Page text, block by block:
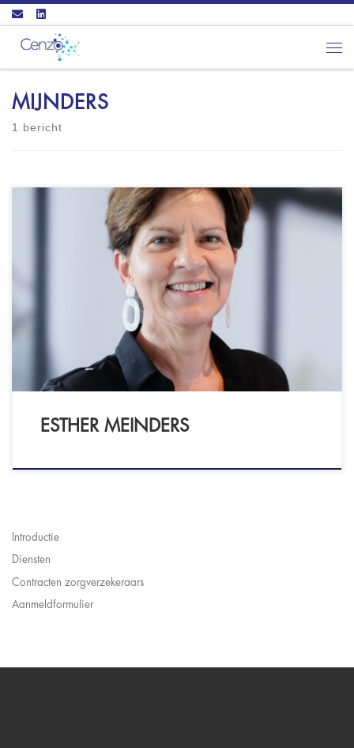
Ga naar inhoud
MIJNDERS
1 bericht
Empower coaching & therapy Coaching in regio
Overijssel Tevens incompany coaching of op
externe locaties Vestigingslocatie is Neede
NOBCO - EMCC EIA Practitioner CHAP
Happiness Institute - CHAP practitioner
Systemisch werken - Academie voor Systemisch
Werk Master Voice Dialogue Wie ik ben: Mijn
naam is Esther Meinders, ik ben mental coach
ESTHER MEINDERS
Introductie
Diensten
Contracten zorgverzekeraars
Aanmeldformulier